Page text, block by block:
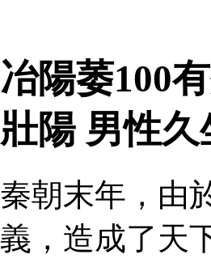
冶陽萎100
壯陽 男性
秦朝末年，由
義，造成了天